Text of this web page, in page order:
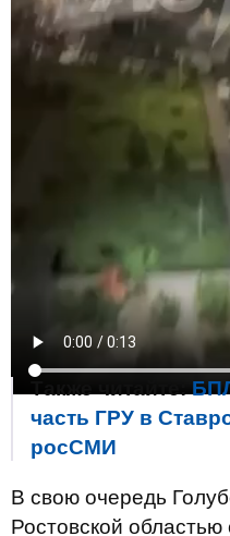
Кроме того, по его
Ахтарске
несколько
часть ГРУ в
росСМИ
В свою очередь
Ростовской